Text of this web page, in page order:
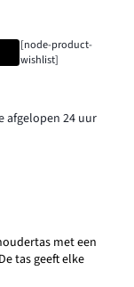
[node-product-
wishlist]
afgelopen 24 uur
met een
tas geeft elke